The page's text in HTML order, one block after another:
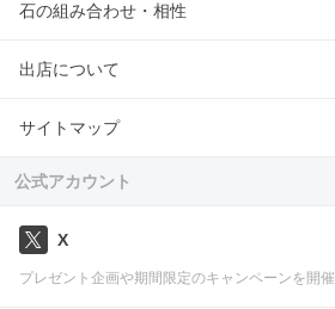
石の組み合わせ・相性
出店について
サイトマップ
公式アカウント
X
プレゼント企画や期間限定のキャンペーンを開催